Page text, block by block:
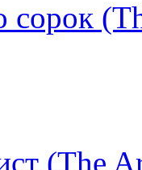
сорок
(The